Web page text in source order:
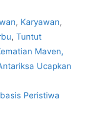
, Karyawan,
, Tuntut
Maven,
Ucapkan
Peristiwa